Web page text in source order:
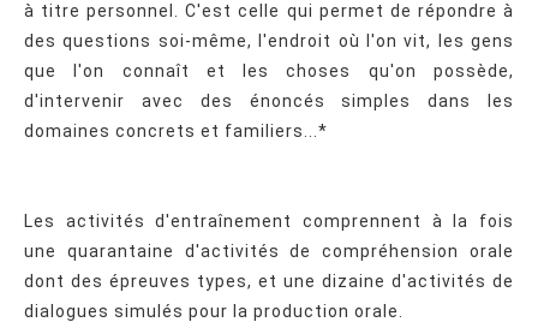
à titre personnel. C'est celle qui permet de répondre à
des questions soi-même, l'endroit où l'on vit, les gens
que l'on connaît et les choses qu'on possède,
d'intervenir avec des énoncés simples dans les
domaines concrets et familiers...*
Les activités d'entraînement comprennent à la fois
une quarantaine d'activités de compréhension orale
dont des épreuves types, et une dizaine d'activités de
dialogues simulés pour la production orale.